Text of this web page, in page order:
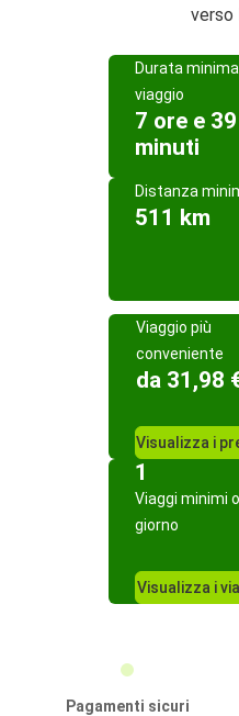
verso
Durata minima
viaggio
7 ore e 39
minuti
Distanza
511 km
Viaggio più
conveniente
da 31,98
Visualizza i
1
Viaggi minimi
giorno
Visualizza i
Pagamenti sicuri